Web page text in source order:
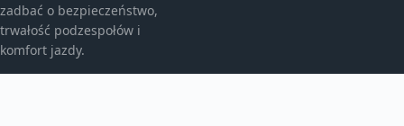
zadbać o bezpieczeństwo,
trwałość podzespołów i
komfort jazdy.